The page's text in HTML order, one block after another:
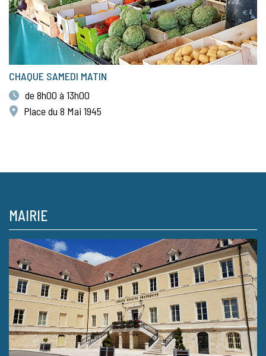
CHAQUE SAMEDI MATIN
de 8h00 à 13h00
Place du 8 Mai 1945
MAIRIE